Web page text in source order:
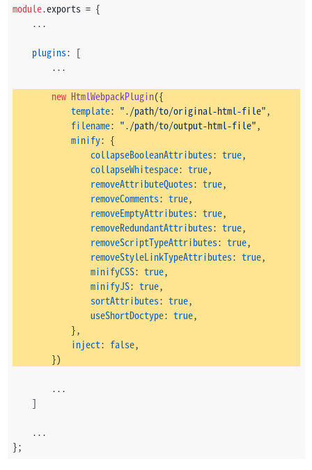
module.exports = {
    ...
plugins: [
        ...
new HtmlWebpackPlugin({
template: "./path/to/original-html-file",
filename: "./path/to/output-html-file",
minify: {
collapseBooleanAttributes: true,
collapseWhitespace: true,
removeAttributeQuotes: true,
removeComments: true,
removeEmptyAttributes: true,
removeRedundantAttributes: true,
removeScriptTypeAttributes: true,
removeStyleLinkTypeAttributes: true,
minifyCSS: true,
minifyJS: true,
sortAttributes: true,
useShortDoctype: true,
            },
inject: false,
        })
        ...
    ]
    ...
};